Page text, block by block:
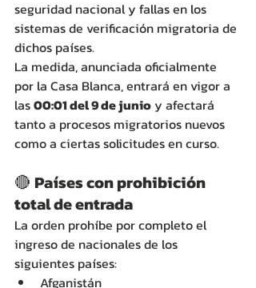
seguridad nacional y fallas en los
sistemas de verificación migratoria de
dichos países.
La medida, anunciada oficialmente
por la Casa Blanca, entrará en vigor a
las 00:01 del 9 de junio y afectará
tanto a procesos migratorios nuevos
como a ciertas solicitudes en curso.
🔴 Países con prohibición
total de entrada
La orden prohíbe por completo el
ingreso de nacionales de los
siguientes países:
Afganistán